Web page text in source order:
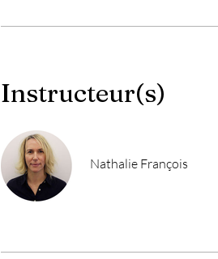
Instructeur(s)
Nathalie François